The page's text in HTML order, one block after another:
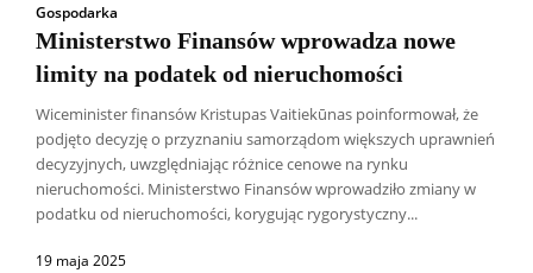
Gospodarka
Ministerstwo Finansów wprowadza nowe
limity na podatek od nieruchomości
Wiceminister finansów Kristupas Vaitiekūnas poinformował, że
podjęto decyzję o przyznaniu samorządom większych uprawnień
decyzyjnych, uwzględniając różnice cenowe na rynku
nieruchomości. Ministerstwo Finansów wprowadziło zmiany w
podatku od nieruchomości, korygując rygorystyczny...
19 maja 2025